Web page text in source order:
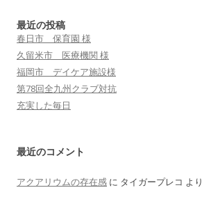
最近の投稿
春日市 保育園 様
久留米市 医療機関 様
福岡市 デイケア施設様
第78回全九州クラブ対抗
充実した毎日
最近のコメント
アクアリウムの存在感 に タイガープレコ より